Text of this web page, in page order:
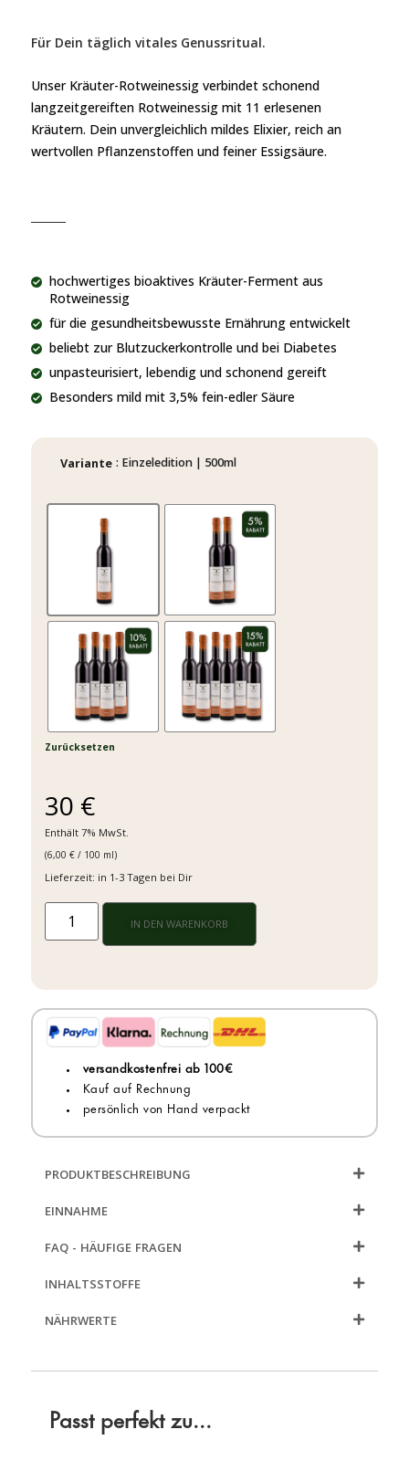
Für Dein täglich vitales Genussritual.
Unser Kräuter-Rotweinessig verbindet schonend
langzeitgereiften Rotweinessig mit 11 erlesenen
Kräutern. Dein unvergleichlich mildes Elixier, reich an
wertvollen Pflanzenstoffen und feiner Essigsäure.
hochwertiges bioaktives Kräuter-Ferment aus
Rotweinessig
für die gesundheitsbewusste Ernährung entwickelt
beliebt zur Blutzuckerkontrolle und bei Diabetes
unpasteurisiert, lebendig und schonend gereift
Besonders mild mit 3,5% fein-edler Säure
Variante : Einzeledition | 500ml
Zurücksetzen
30 €
Enthält 7% MwSt.
(6,00€ / 100 ml)
Lieferzeit: in 1-3 Tagen bei Dir
IN DEN WARENKORB
versandkostenfrei ab 100€
Kauf auf Rechnung
persönlich von Hand verpackt
PRODUKTBESCHREIBUNG
EINNAHME
FAQ - HÄUFIGE FRAGEN
INHALTSSTOFFE
NÄHRWERTE
Passt perfekt zu...